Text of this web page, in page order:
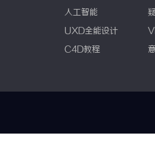
人工智能
UXD全能设计
C4D教程